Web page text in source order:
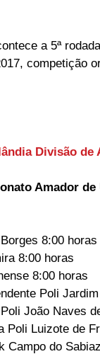
a 5ª
competição
Divisão de
Amador
8:00 horas
8:00 horas
8:00 horas
Poli
João Naves
Poli Luizote de
Campo do